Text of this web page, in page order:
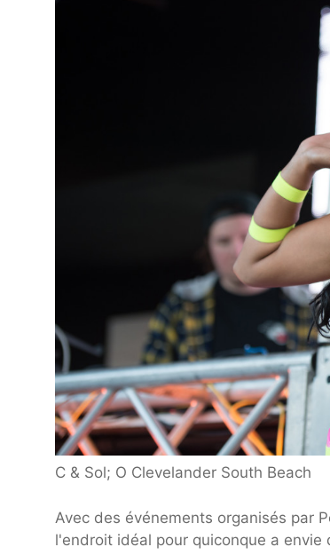
C & Sol; O Clevelander South Beach
Avec des événements organisés par
l'endroit idéal pour quiconque a